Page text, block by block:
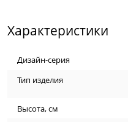
Характеристики
Дизайн-серия
Тип изделия
Высота, см